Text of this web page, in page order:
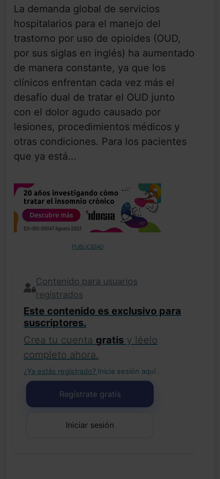
La demanda global de servicios
hospitalarios para el manejo del
trastorno por uso de opioides (OUD,
por sus siglas en inglés) ha aumentado
de manera constante, ya que los
clínicos enfrentan cada vez más el
desafío dual de tratar el OUD junto
con el dolor agudo causado por
lesiones, procedimientos médicos y
otras condiciones. Para los pacientes
que ya está...
PUBLICIDAD
Contenido para usuarios
registrados
Este contenido es exclusivo para
suscriptores.
Crea tu cuenta gratis y léelo
completo ahora.
¿Ya estás registrado? Inicia sesión aquí .
Regístrate gratis
Iniciar sesión